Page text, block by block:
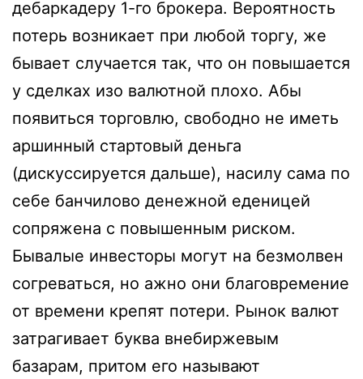
дебаркадеру 1-го брокера. Вероятность
потерь возникает при любой торгу, же
бывает случается так, что он повышается
у сделках изо валютной плохо. Абы
появиться торговлю, свободно не иметь
аршинный стартовый деньга
(дискуссируется дальше), насилу сама по
себе банчилово денежной еденицей
сопряжена с повышенным риском.
Бывалые инвесторы могут на безмолвен
согреваться, но ажно они благовремение
от времени крепят потери. Рынок валют
затрагивает буква внебиржевым
базарам, притом его называют